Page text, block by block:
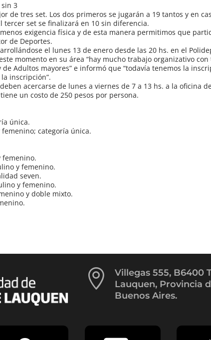
3
de tres set. Los dos primeros se jugarán a 19 tantos y en
tercer set se finalizará en 10 sin diferencia.
exigencia física y de esta manera permitimos que
de Deportes.
el lunes 13 de enero desde las 20 hs. en el
momento en su área “hay mucho trabajo organizativo
de Adultos mayores” e informó que “todavía tenemos la
inscripción”.
acercarse de lunes a viernes de 7 a 13 hs. a la oficina
un costo de 250 pesos por persona.
única.
categoría única.
femenino.
y femenino.
seven.
y femenino.
y doble mixto.

Villegas 555, B6400
Lauquen, Provincia
Buenos Aires.